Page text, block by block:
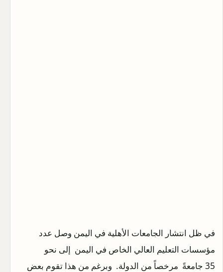
في ظل انتشار الجامعات الأهلية في اليمن وصل عدد
مؤسسات التعليم العالي الخاص في اليمن إلى نحو
35 جامعةً مرخصاً من الدولة. وبرغم من هذا تقوم بعض